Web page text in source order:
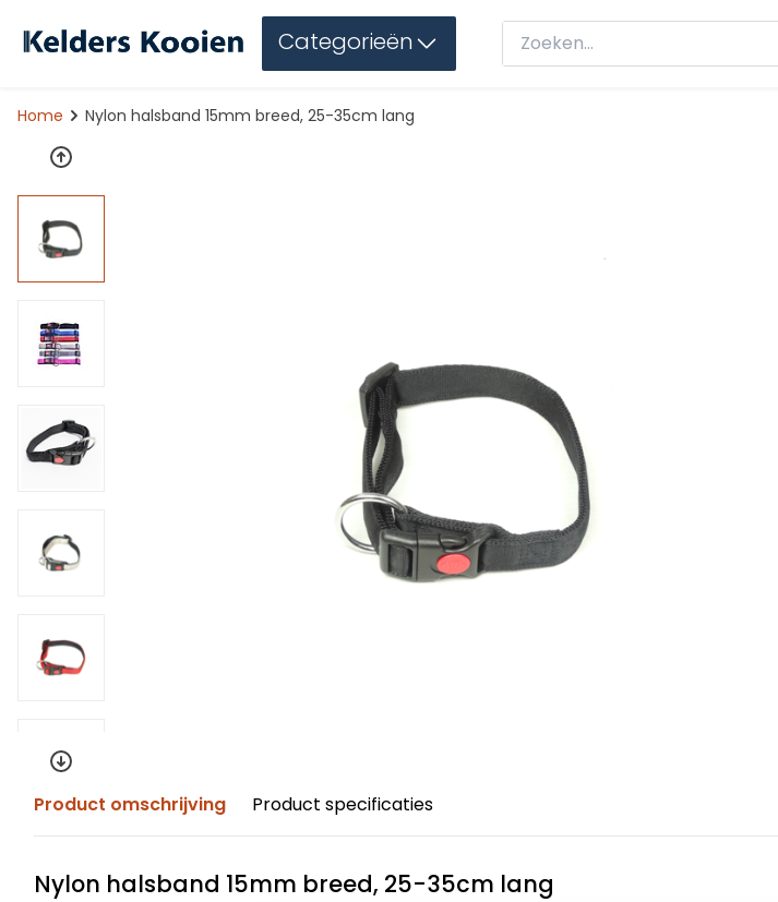
Categorieën
Home Nylon halsband 15mm breed, 25-35cm lang
Product omschrijving Product specificaties
Nylon halsband 15mm breed, 25-35cm lang